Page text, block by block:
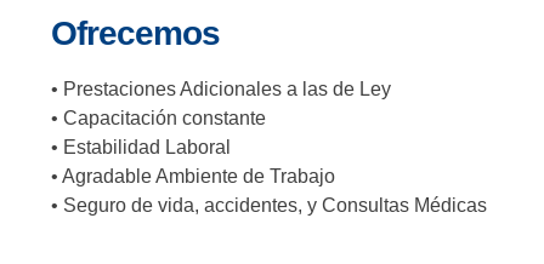
Ofrecemos
• Prestaciones Adicionales a las de Ley
• Capacitación constante
• Estabilidad Laboral
• Agradable Ambiente de Trabajo
• Seguro de vida, accidentes, y Consultas Médicas